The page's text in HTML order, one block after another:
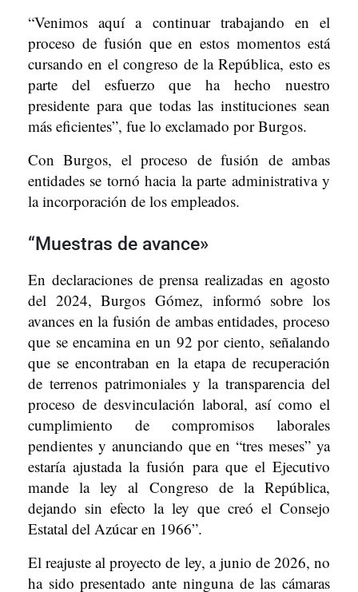
“Venimos aquí a continuar trabajando en el
proceso de fusión que en estos momentos está
cursando en el congreso de la República, esto es
parte del esfuerzo que ha hecho nuestro
presidente para que todas las instituciones sean
más eficientes”, fue lo exclamado por Burgos.
Con Burgos, el proceso de fusión de ambas
entidades se tornó hacia la parte administrativa y
la incorporación de los empleados.
“Muestras de avance»
En declaraciones de prensa realizadas en agosto
del 2024, Burgos Gómez, informó sobre los
avances en la fusión de ambas entidades, proceso
que se encamina en un 92 por ciento, señalando
que se encontraban en la etapa de recuperación
de terrenos patrimoniales y la transparencia del
proceso de desvinculación laboral, así como el
cumplimiento de compromisos laborales
pendientes y anunciando que en “tres meses” ya
estaría ajustada la fusión para que el Ejecutivo
mande la ley al Congreso de la República,
dejando sin efecto la ley que creó el Consejo
Estatal del Azúcar en 1966”.
El reajuste al proyecto de ley, a junio de 2026, no
ha sido presentado ante ninguna de las cámaras